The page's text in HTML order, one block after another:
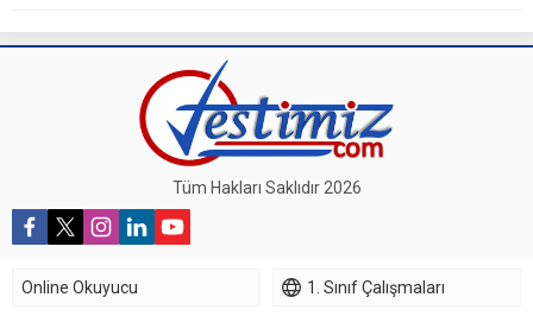
Tüm Hakları Saklıdır 2026
Online Okuyucu 1. Sınıf Çalışmaları